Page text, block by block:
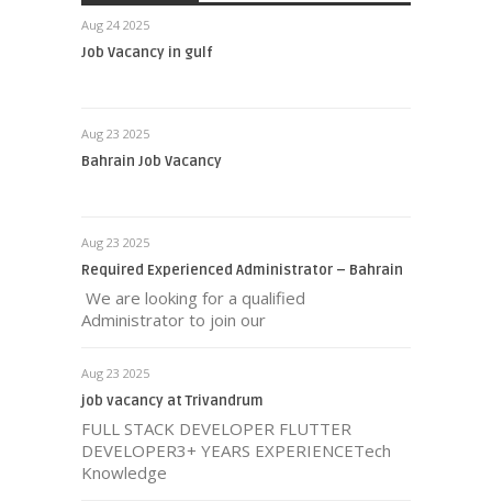
Aug 24 2025
Job Vacancy in gulf
Aug 23 2025
Bahrain Job Vacancy
Aug 23 2025
Required Experienced Administrator – Bahrain
We are looking for a qualified
Administrator to join our
Aug 23 2025
job vacancy at Trivandrum
FULL STACK DEVELOPER FLUTTER
DEVELOPER3+ YEARS EXPERIENCETech
Knowledge